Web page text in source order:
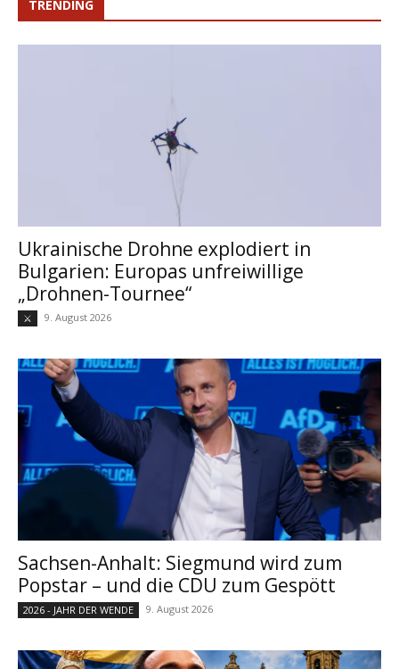
TRENDING
Ukrainische Drohne explodiert in
Bulgarien: Europas unfreiwillige
„Drohnen-Tournee“
⚔ 9. August 2026
Sachsen-Anhalt: Siegmund wird zum
Popstar – und die CDU zum Gespött
2026 - JAHR DER WENDE 9. August 2026